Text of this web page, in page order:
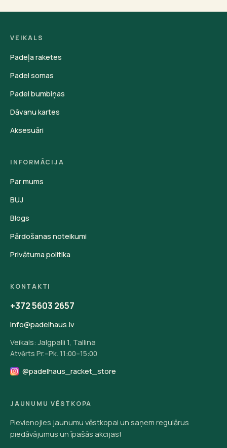
VEIKALS
Padeļa raketes
Padel somas
Padel bumbiņas
Dāvanu kartes
Aksesuāri
INFORMĀCIJA
Par mums
BUJ
Blogs
Pārdošanas noteikumi
Privātuma politika
KONTAKTI
+372 5603 2657
info@padelhaus.lv
Veikals: Jalgpalli 1, Tallina
Atvērts Pr.–Pk. 11:00–15:00
@padelhaus_racket_store
JAUNUMU VĒSTKOPA
Pievienojies jaunumu vēstkopai un saņem regulārus
piedāvājumus un īpašās akcijas!